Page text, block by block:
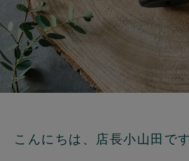
こんにちは、店長小山田です